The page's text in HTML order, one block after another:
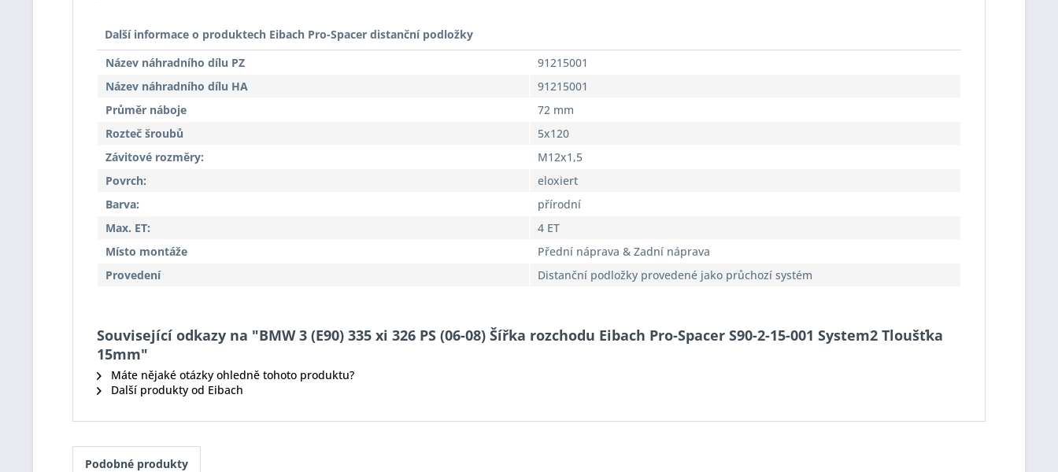
Další informace o produktech Eibach Pro-Spacer distanční podložky
Název náhradního dílu PZ
91215001
Název náhradního dílu HA
91215001
Průměr náboje
72 mm
Rozteč šroubů
5x120
Závitové rozměry:
M12x1,5
Povrch:
eloxiert
Barva:
přírodní
Max. ET:
4 ET
Místo montáže
Přední náprava & Zadní náprava
Provedení
Distanční podložky provedené jako průchozí systém
Související odkazy na "BMW 3 (E90) 335 xi 326 PS (06-08) Šířka rozchodu Eibach Pro-Spacer S90-2-15-001 System2 Tloušťka
15mm"
Máte nějaké otázky ohledně tohoto produktu?
Další produkty od Eibach
Podobné produkty